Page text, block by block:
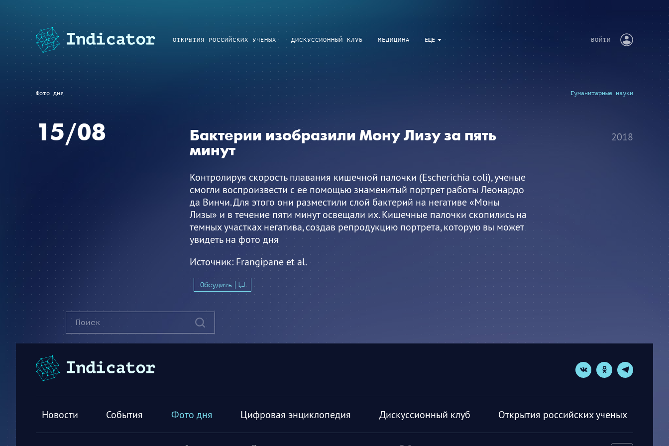
ЕЩЁ
ОТКРЫТИЯ РОССИЙСКИХ УЧЕНЫХ ДИСКУССИОННЫЙ КЛУБ МЕДИЦИНА ВОЙТИ
Фото дня Гуманитарные науки
15/08
Бактерии изобразили Мону Лизу за пять
минут
Контролируя скорость плавания кишечной палочки (Escherichia coli), ученые
смогли воспроизвести с ее помощью знаменитый портрет работы Леонардо
да Винчи. Для этого они разместили слой бактерий на негативе «Моны
Лизы» и в течение пяти минут освещали их. Кишечные палочки скопились на
темных участках негатива, создав репродукцию портрета, которую вы может
увидеть на фото дня
Источник: Frangipane et al.
Обсудить
2018
Новости События Фото дня Цифровая энциклопедия Дискуссионный клуб Открытия российских ученых